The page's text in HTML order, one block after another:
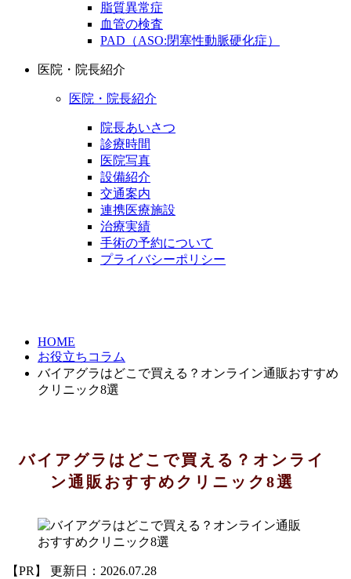
脂質異常症
血管の検査
PAD（ASO:閉塞性動脈硬化症）
医院・院長紹介
医院・院長紹介
院長あいさつ
診療時間
医院写真
設備紹介
交通案内
連携医療施設
治療実績
手術の予約について
プライバシーポリシー
HOME
お役立ちコラム
バイアグラはどこで買える？オンライン通販おすすめ
クリニック8選
バイアグラはどこで買える？オンライ
ン通販おすすめクリニック8選
【PR】 更新日：2026.07.28